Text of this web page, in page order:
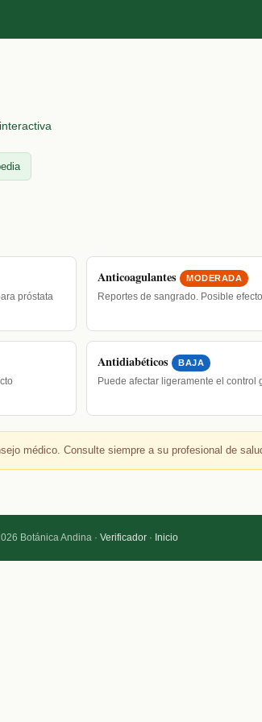
próstata
Anticoagulantes MODERADA
Reportes de sangrado. Posible
Antidiabéticos BAJA
Puede afectar ligeramente el
médico. Consulte siempre a su profesional de
Botánica Andina · Verificador· Inicio